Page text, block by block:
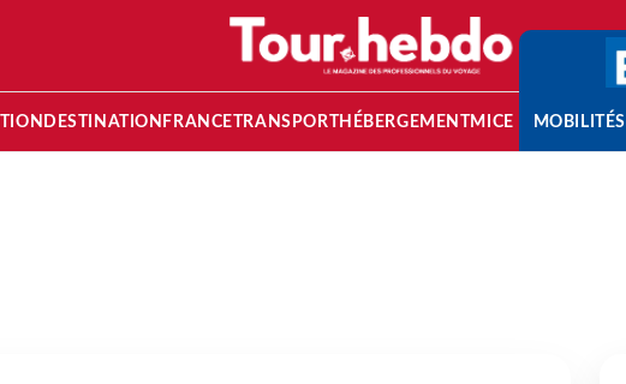
DESTINATION FRANCETRANSPORT HÉBERGEMENTMICE MOBILITÉS